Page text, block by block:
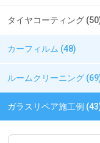
タイヤコーティング
カーフィルム (48)
ルームクリーニング
ガラスリペア施工例